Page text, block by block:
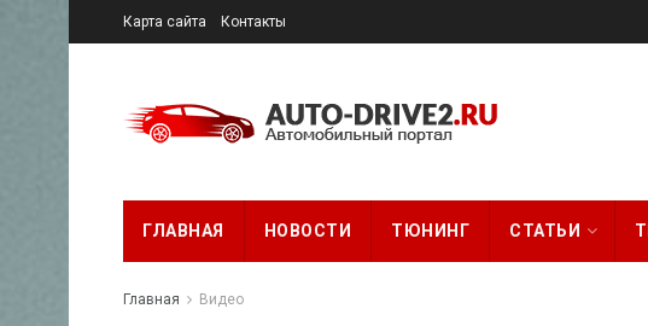
Карта сайта Контакты
ГЛАВНАЯ НОВОСТИ ТЮНИНГ СТАТЬИ
Главная Видео